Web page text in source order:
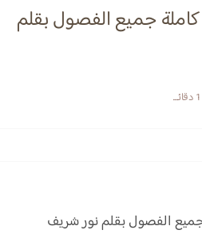
جميع الفصول بقلم
1 دقائق للقراءة
الفصول بقلم نور شريف